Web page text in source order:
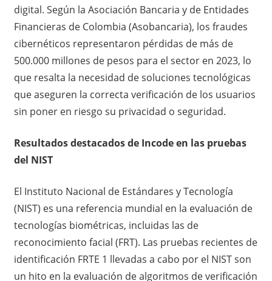
digital. Según la Asociación Bancaria y de Entidades
Financieras de Colombia (Asobancaria), los fraudes
cibernéticos representaron pérdidas de más de
500.000 millones de pesos para el sector en 2023, lo
que resalta la necesidad de soluciones tecnológicas
que aseguren la correcta verificación de los usuarios
sin poner en riesgo su privacidad o seguridad.
Resultados destacados de Incode en las pruebas
del NIST
El Instituto Nacional de Estándares y Tecnología
(NIST) es una referencia mundial en la evaluación de
tecnologías biométricas, incluidas las de
reconocimiento facial (FRT). Las pruebas recientes de
identificación FRTE 1 llevadas a cabo por el NIST son
un hito en la evaluación de algoritmos de verificación